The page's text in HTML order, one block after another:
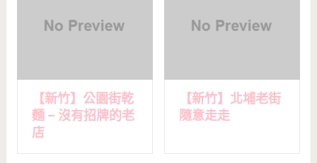
【新竹】公園街乾
麵 – 沒有招牌的老
店
【新竹】北埔老街
隨意走走